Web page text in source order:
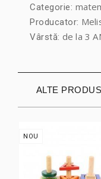
Categorie:
Producator:
Vârstă: de la 3
ALTE
NOU